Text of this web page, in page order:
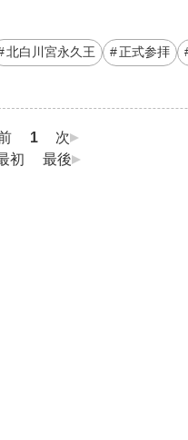
北白川宮永久王 正式参拝
1
次
初
最後